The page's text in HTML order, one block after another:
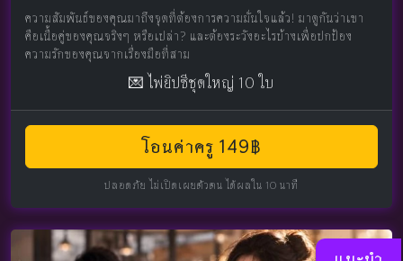
ความสัมพันธ์ของคุณมาถึงจุดที่ต้องการความมั่นใจแล้ว! มาดูกันว่าเขา
คือเนื้อคู่ของคุณจริงๆ หรือเปล่า? และต้องระวังอะไรบ้างเพื่อปกป้อง
ความรักของคุณจากเรื่องมือที่สาม
💌 ไพ่ยิปซีชุดใหญ่ 10 ใบ
โอนค่าครู 149฿
ปลอดภัย ไม่เปิดเผยตัวตน ได้ผลใน 10 นาที